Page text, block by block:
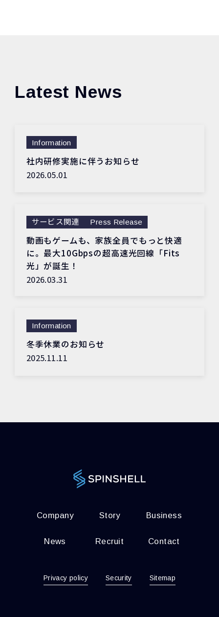
Latest News
Information
社内研修実施に伴うお知らせ
2026.05.01
サービス関連 Press Release
動画もゲームも、家族全員でもっと快適
に。最大10Gbpsの超高速光回線「Fits
光」が誕生！
2026.03.31
Information
冬季休業のお知らせ
2025.11.11
Company Story Business
News Recruit Contact
Privacy policy Security Sitemap